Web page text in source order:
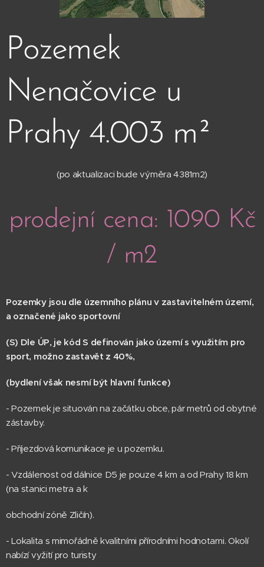
Pozemek
Nenačovice u
Prahy 4.003 m²
(po aktualizaci bude výměra 4381m2)
prodejní cena: 1090 Kč
/ m2
Pozemky jsou dle územního plánu v zastavitelném území,
a označené jako sportovní
(S) Dle ÚP, je kód S definován jako území s využitím pro
sport, možno zastavět z 40%,
(bydlení však nesmí být hlavní funkce)
- Pozemek je situován na začátku obce, pár metrů od obytné
zástavby.
- Příjezdová komunikace je u pozemku.
- Vzdálenost od dálnice D5 je pouze 4 km a od Prahy 18 km
(na stanici metra a k
obchodní zóně Zličín).
- Lokalita s mimořádně kvalitními přírodními hodnotami. Okolí
nabízí vyžití pro turisty